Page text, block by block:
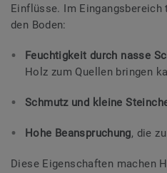
Einflüsse. Im
den Boden:
Feuchtigkeit durch nasse
Holz zum Quellen bringen
Schmutz und kleine
Hohe Beanspruchung, die
Diese Eigenschaften machen